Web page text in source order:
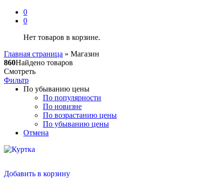
0
0
Нет товаров в корзине.
Главная страница » Магазин
860Найдено товаров
Смотреть
Фильтр
По убыванию цены
По популярности
По новизне
По возрастанию цены
По убыванию цены
Отмена
Добавить в корзину